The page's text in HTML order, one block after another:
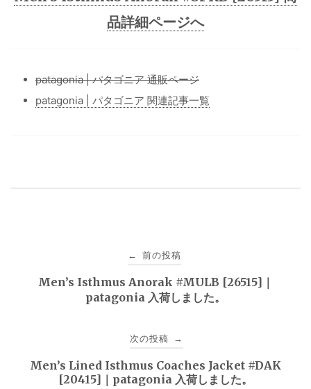
品詳細ページへ
patagonia | パタゴニア 通販ページ
patagonia | パタゴニア 関連記事一覧
← 前の投稿
Men’s Isthmus Anorak #MULB [26515]｜
patagonia 入荷しました。
次の投稿 →
Men’s Lined Isthmus Coaches Jacket #DAK
[20415]｜patagonia 入荷しました。